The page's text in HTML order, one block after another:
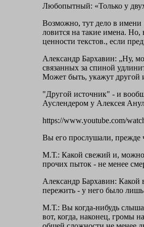
Любопытный: «Только у
Возможно, тут дело в имени
ловится на такие имена. Но,
ценности текстов., если
Александр Бархавин: „Ну,
связанных за спиной
Может быть, укажут другой
"Другой источник" - и
Ауслендером у Алексея
https://www.youtube.com/
Вы его прослушали, прежде
М.Т.: Какой свежий и, можно
прочих пыток - не менее
Александр Бархавин: Какой
пережить - у него было
М.Т.: Вы когда-нибудь
вот, когда, наконец, громы